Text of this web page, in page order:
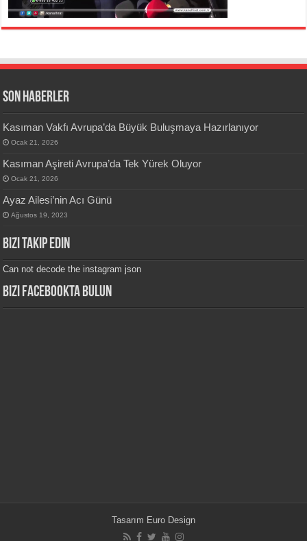
SON HABERLER
Kasıman Vakfı Avrupa’da Büyük Buluşmaya Hazırlanıyor
Ocak 21, 2026
Kasıman Aşireti Avrupa’da Tek Yürek Oluyor
Ocak 21, 2026
Ayaz Ailesi’nin Acı Günü
Ağustos 19, 2023
Bizi Takip edin
Can not decode the instagram json
Bizi Facebookta bulun
Tasarım Euro Design